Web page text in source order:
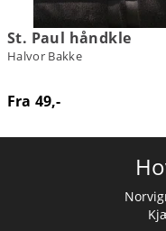
St. Paul håndkle
Halvor Bakke
Fra 49,-